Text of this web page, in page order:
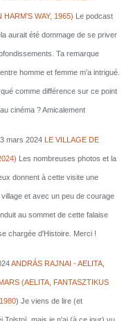
HARM'S WAY, 1965) Le podcast
aurait été dommage de se priver
Ta remarque
homme et femme m'a intrigué.
comme différence sur ce point
cinéma ? Amicalement
mars 2024 LE VILLAGE DE
Les nombreuses photos et la
donnent à cette visite une
et avec un peu de courage
au sommet de cette falaise
chargée d'Histoire. Merci !
ANDRÁS RAJNAI - AELITA,
(AELITA, FANTASZTIKUS
) Je viens de lire (et